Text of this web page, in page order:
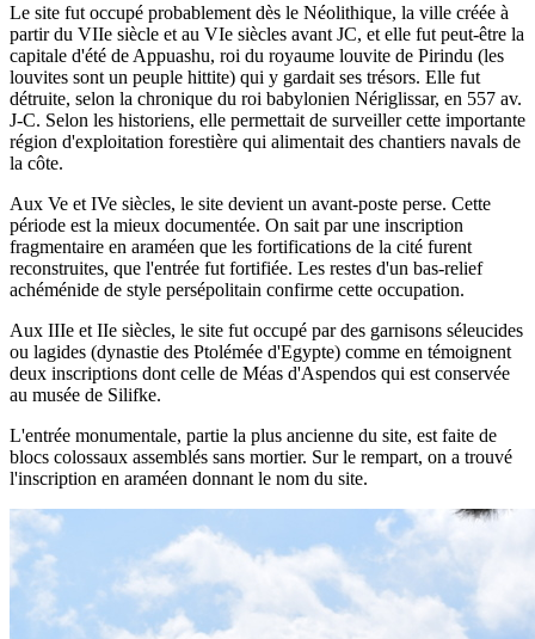
Le site fut occupé probablement dès le Néolithique, la ville créée à
partir du VIIe siècle et au VIe siècles avant JC, et elle fut peut-être la
capitale d'été de Appuashu, roi du royaume louvite de Pirindu (les
louvites sont un peuple hittite) qui y gardait ses trésors. Elle fut
détruite, selon la chronique du roi babylonien Nériglissar, en 557 av.
J-C. Selon les historiens, elle permettait de surveiller cette importante
région d'exploitation forestière qui alimentait des chantiers navals de
la côte.
Aux Ve et IVe siècles, le site devient un avant-poste perse. Cette
période est la mieux documentée. On sait par une inscription
fragmentaire en araméen que les fortifications de la cité furent
reconstruites, que l'entrée fut fortifiée. Les restes d'un bas-relief
achéménide de style persépolitain confirme cette occupation.
Aux IIIe et IIe siècles, le site fut occupé par des garnisons séleucides
ou lagides (dynastie des Ptolémée d'Egypte) comme en témoignent
deux inscriptions dont celle de Méas d'Aspendos qui est conservée
au musée de Silifke.
L'entrée monumentale, partie la plus ancienne du site, est faite de
blocs colossaux assemblés sans mortier. Sur le rempart, on a trouvé
l'inscription en araméen donnant le nom du site.